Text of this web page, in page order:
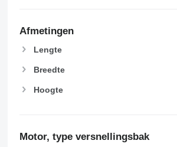
Afmetingen
Lengte
Breedte
Hoogte
Motor, type versnellingsbak